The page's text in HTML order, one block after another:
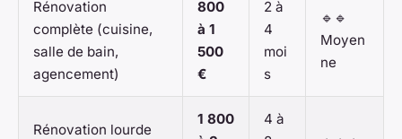
Rénovation
complète (cuisine,
salle de bain,
agencement)
800
à 1
500
€
2 à
4
moi
s
🔹🔹
Moyen
ne
Rénovation lourde
1 800
4 à